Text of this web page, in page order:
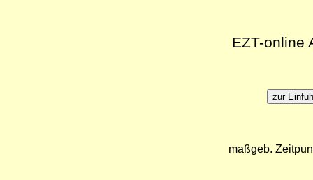
EZT-online
maßgeb.